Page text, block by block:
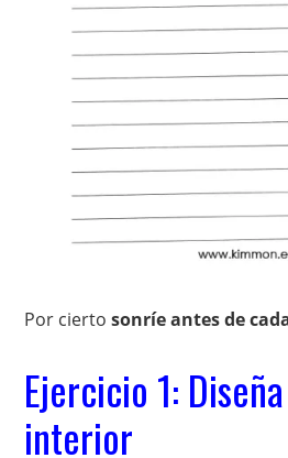
Por ciertosonríe antes de
Ejercicio 1:
interior